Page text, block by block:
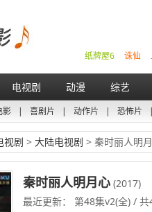
诛仙
纸牌屋6
电视剧 动漫 综艺
影 | 喜剧片 | 动作片 | 恐怖片 |
视剧 > 大陆电视剧 > 秦时丽人明
秦时丽人明月心 (2017)
最近更新： 第48集v2(全) / 共